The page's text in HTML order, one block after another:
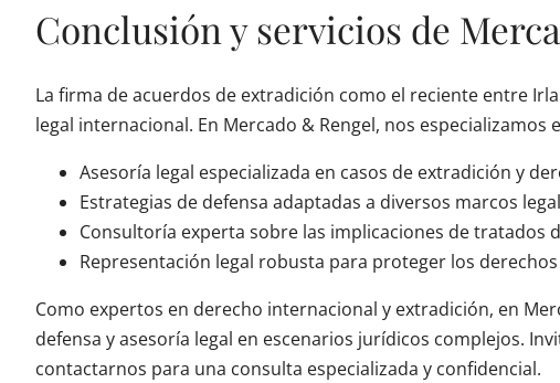
Conclusión y servicios de
La firma de acuerdos de extradición como el reciente entre
legal internacional. En Mercado & Rengel, nos
Asesoría legal especializada en casos de extradición y
Estrategias de defensa adaptadas a diversos marcos
Consultoría experta sobre las implicaciones de tratados
Representación legal robusta para proteger los
Como expertos en derecho internacional y extradición, en
defensa y asesoría legal en escenarios jurídicos complejos.
contactarnos para una consulta especializada y confidencial.